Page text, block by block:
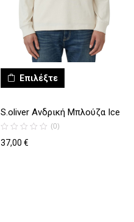
Επιλέξτε
S.oliver Ανδρική Μπλούζα Ice
(0)
37,00 €